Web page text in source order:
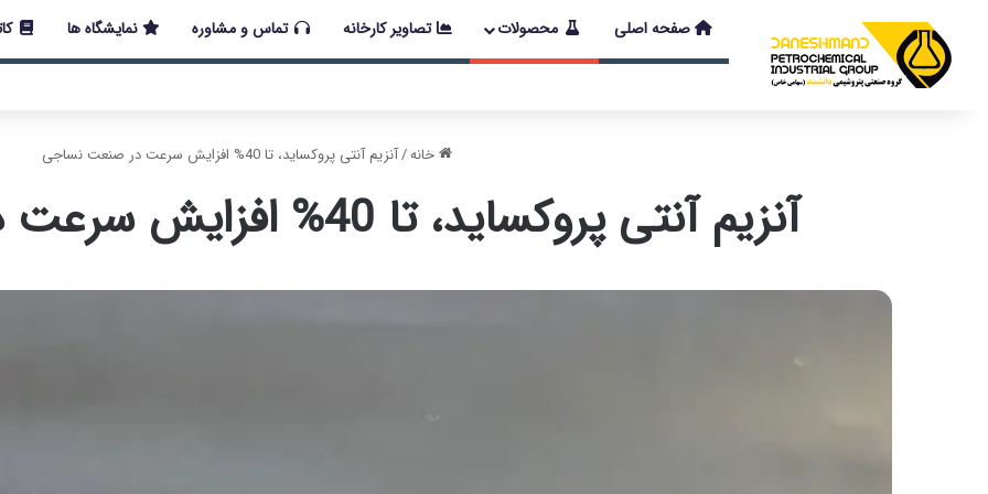
صفحه اصلی محصولات تصاویر کارخانه تماس و مشاوره نمایشگاه ها
خانه/آنزیم آنتی پروکساید، تا 40% افزایش سرعت در صنعت نساجی
آنزیم آنتی پروکساید، تا 40% افزایش سرعت در صنعت نساجی
با توجه به شرایط اخیر در کشور، مجموعه پتروشیمی دانشمند همچنان با تمام توان در